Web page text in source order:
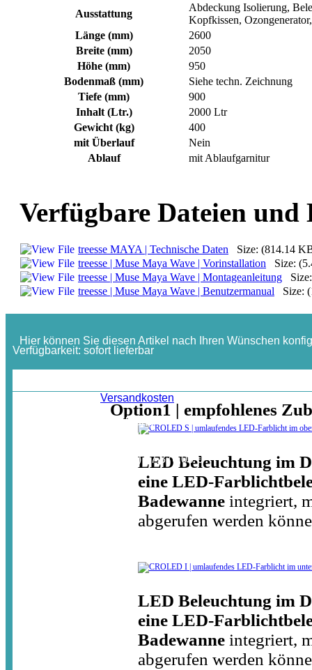
Ausstattung
Abdeckung Isolierung,
Kopfkissen,
Länge (mm)
2600
Breite (mm)
2050
Höhe (mm)
950
Bodenmaß (mm)
Siehe techn. Zeichnung
Tiefe (mm)
900
Inhalt (Ltr.)
2000 Ltr
Gewicht (kg)
400
mit Überlauf
Nein
Ablauf
mit Ablaufgarnitur
Verfügbare Dateien
treesse MAYA | Technische Daten Size: (814.14
treesse | Muse Maya Wave | Vorinstallation Size:
treesse | Muse Maya Wave | Montageanleitung
treesse | Muse Maya Wave | Benutzermanual Size:
Hier können Sie diesen Artikel nach Ihren Wünschen
Verfügbarkeit: sofort lieferbar
Versandkosten
In der gewählten Ausführung
erhalten Sie diesen Artikel
(zuzügl.Auslandsversand)
17.376,00 €
Option1 | empfohlenes
LED Beleuchtung im
eine LED-
Badewanne integriert,
abgerufen werden
LED Beleuchtung im
eine LED-
Badewanne integriert,
abgerufen werden